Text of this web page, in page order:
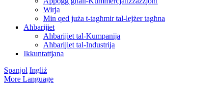
Wirja
Min qed juża t-tagħmir tal-lejżer tagħna
Aħbarijiet
Aħbarijiet tal-Kumpanija
Aħbarijiet tal-Industrija
Ikkuntattjana
Spanjol Ingliż
More Language